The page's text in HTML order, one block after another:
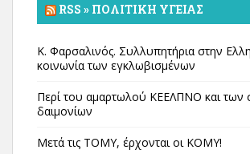
RSS » ΠΟΛΙΤΙΚΉ ΥΓΕΊΑΣ
Κ. Φαρσαλινός. Συλλυπητήρια στην
κοινωνία των εγκλωβισμένων
Περί του αμαρτωλού ΚΕΕΛΠΝΟ και των
δαιμονίων
Μετά τις ΤΟΜΥ, έρχονται οι ΚΟΜΥ!